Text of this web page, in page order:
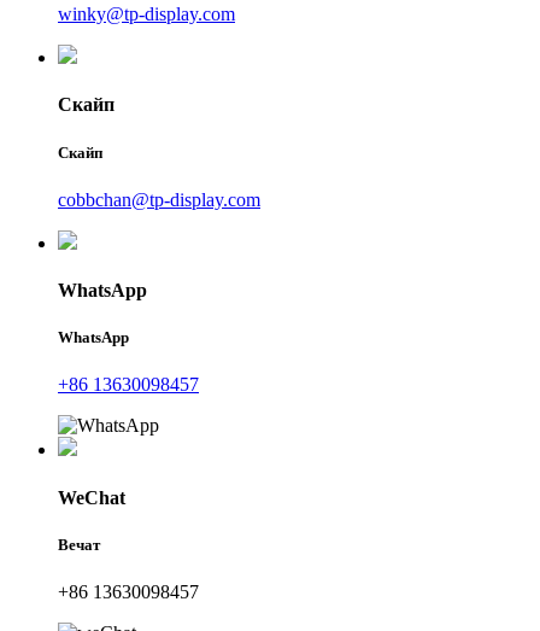
winky@tp-display.com
Скайп
Скайп
cobbchan@tp-display.com
WhatsApp
WhatsApp
+86 13630098457
WeChat
Вечат
+86 13630098457